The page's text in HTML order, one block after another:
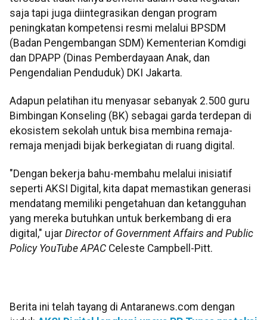
saja tapi juga diintegrasikan dengan program
peningkatan kompetensi resmi melalui BPSDM
(Badan Pengembangan SDM) Kementerian Komdigi
dan DPAPP (Dinas Pemberdayaan Anak, dan
Pengendalian Penduduk) DKI Jakarta.
Adapun pelatihan itu menyasar sebanyak 2.500 guru
Bimbingan Konseling (BK) sebagai garda terdepan di
ekosistem sekolah untuk bisa membina remaja-
remaja menjadi bijak berkegiatan di ruang digital.
"Dengan bekerja bahu-membahu melalui inisiatif
seperti AKSI Digital, kita dapat memastikan generasi
mendatang memiliki pengetahuan dan ketangguhan
yang mereka butuhkan untuk berkembang di era
digital," ujar Director of Government Affairs and Public
Policy YouTube APAC Celeste Campbell-Pitt.
Berita ini telah tayang di Antaranews.com dengan